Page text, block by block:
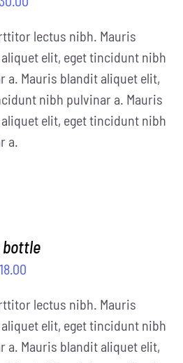
lectus nibh. Mauris
elit, eget tincidunt nibh
a. Mauris blandit aliquet elit,
nibh pulvinar a. Mauris
elit, eget tincidunt nibh
a.
bottle
18.00
lectus nibh. Mauris
elit, eget tincidunt nibh
a. Mauris blandit aliquet elit,